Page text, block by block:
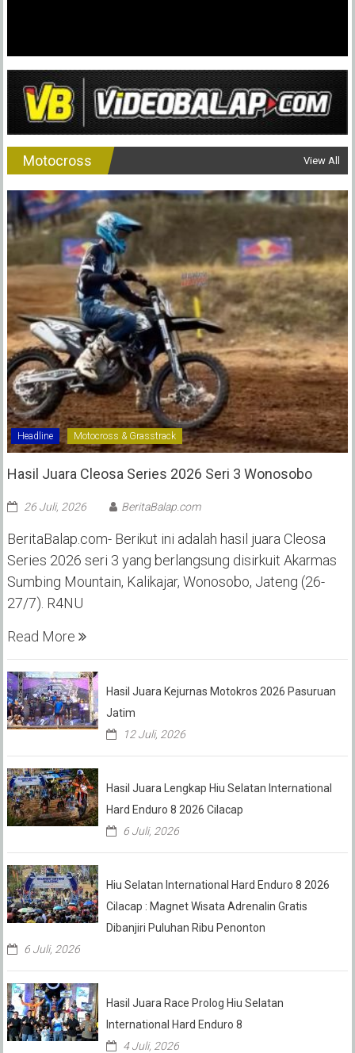
Motocross View All
Headline Motocross & Grasstrack
Hasil Juara Cleosa Series 2026 Seri 3 Wonosobo ‎
26 Juli, 2026 BeritaBalap.com
BeritaBalap.com- Berikut ini adalah hasil juara Cleosa
Series 2026 seri 3 yang berlangsung disirkuit Akarmas
Sumbing Mountain, Kalikajar, Wonosobo, Jateng (26-
27/7). R4NU
Read More
Hasil Juara Kejurnas Motokros 2026 Pasuruan
Jatim
12 Juli, 2026
Hasil Juara Lengkap Hiu Selatan International
Hard Enduro 8 2026 Cilacap
6 Juli, 2026
Hiu Selatan International Hard Enduro 8 2026
Cilacap : Magnet Wisata Adrenalin Gratis
Dibanjiri Puluhan Ribu Penonton
6 Juli, 2026
Hasil Juara Race Prolog Hiu Selatan
International Hard Enduro 8
4 Juli, 2026